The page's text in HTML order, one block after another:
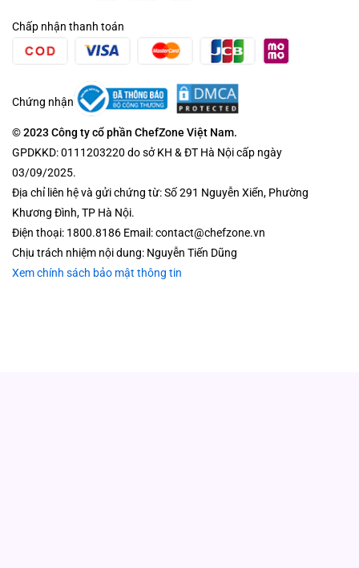
Chấp nhận thanh toán
Chứng nhận
© 2023 Công ty cổ phần ChefZone Việt Nam.
GPDKKD: 0111203220 do sở KH & ĐT Hà Nội cấp ngày
03/09/2025.
Địa chỉ liên hệ và gửi chứng từ: Số 291 Nguyễn Xiển, Phường
Khương Đình, TP Hà Nội.
Điện thoại: 1800.8186 Email: contact@chefzone.vn
Chịu trách nhiệm nội dung: Nguyễn Tiến Dũng
Xem chính sách bảo mật thông tin